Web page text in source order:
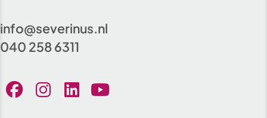
info@severinus.nl
040 258 6311